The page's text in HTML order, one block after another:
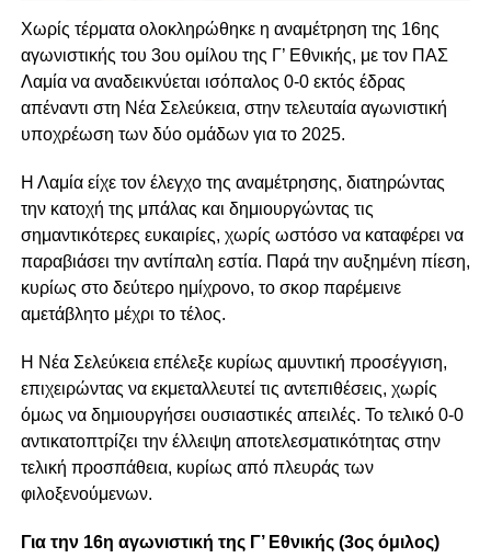
Χωρίς τέρματα ολοκληρώθηκε η αναμέτρηση της 16ης
αγωνιστικής του 3ου ομίλου της Γ’ Εθνικής, με τον ΠΑΣ
Λαμία να αναδεικνύεται ισόπαλος 0-0 εκτός έδρας
απέναντι στη Νέα Σελεύκεια, στην τελευταία αγωνιστική
υποχρέωση των δύο ομάδων για το 2025.
Η Λαμία είχε τον έλεγχο της αναμέτρησης, διατηρώντας
την κατοχή της μπάλας και δημιουργώντας τις
σημαντικότερες ευκαιρίες, χωρίς ωστόσο να καταφέρει να
παραβιάσει την αντίπαλη εστία. Παρά την αυξημένη πίεση,
κυρίως στο δεύτερο ημίχρονο, το σκορ παρέμεινε
αμετάβλητο μέχρι το τέλος.
Η Νέα Σελεύκεια επέλεξε κυρίως αμυντική προσέγγιση,
επιχειρώντας να εκμεταλλευτεί τις αντεπιθέσεις, χωρίς
όμως να δημιουργήσει ουσιαστικές απειλές. Το τελικό 0-0
αντικατοπτρίζει την έλλειψη αποτελεσματικότητας στην
τελική προσπάθεια, κυρίως από πλευράς των
φιλοξενούμενων.
Για την 16η αγωνιστική της Γ’ Εθνικής (3ος όμιλος)